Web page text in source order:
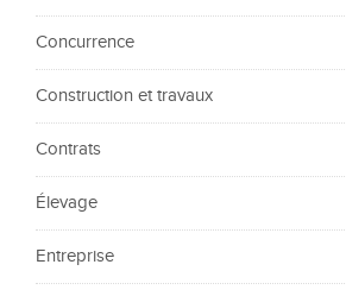
Concurrence
Construction et travaux
Contrats
Élevage
Entreprise